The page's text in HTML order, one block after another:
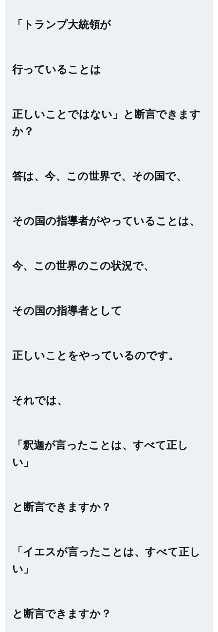
「トランプ大統領が
行っていることは
正しいことではない」と断言できます
か？
答は、今、この世界で、その国で、
その国の指導者がやっていることは、
今、この世界のこの状況で、
その国の指導者として
正しいことをやっているのです。
それでは、
「釈迦が言ったことは、すべて正し
い」
と断言できますか？
「イエスが言ったことは、すべて正し
い」
と断言できますか？